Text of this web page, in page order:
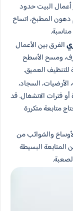
البيت حدود
دهون المطبخ، اتساخ
مناسبة.
الفرق بين الأعمال
ومسح الأسطح
العميق.
السجاد،
فترات الانشغال. قد
متابعة متكررة
والشوائب من
البسيطة